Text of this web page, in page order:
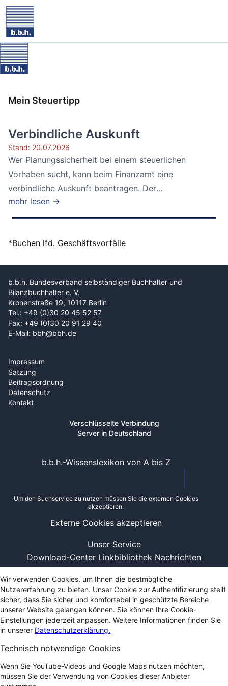
Mein Steuertipp
Verbindliche Auskunft
Stand: 20.07.2026
Wer Planungssicherheit bei einem steuerlichen
Vorhaben sucht, kann beim Finanzamt eine
verbindliche Auskunft beantragen. Der
Bundesfinanzhof...
mehr lesen →
*Buchen lfd. Geschäftsvorfälle
b.b.h. Bundesverband selbständiger Buchhalter und
Bilanzbuchhalter e. V.
Kronenstraße 19, 10117 Berlin
Tel.: +49 (0)30 20 45 52 57
Fax: +49 (0)30 20 91 29 40
E-Mail: bbh@bbh.de
Impressum
Satzung
Beitragsordnung
Datenschutz
Kontakt
Verschlüsselte Verbindung
Server in Deutschland
Unser Service
Download-Center Linkbibliothek Nachrichten
b.b.h.-Wissenslexikon von A bis Z
Um den Suchservice zu nutzen müssen Sie die externen Cookies
akzeptieren.
Externe Cookies akzeptieren
Wir verwenden Cookies, um Ihnen die bestmögliche
Nutzererfahrung zu bieten. Unser Cookie zur Authentifizierung stellt
sicher, dass Sie sicher und komfortabel in geschützte Bereiche
unserer Website gelangen können. Sie können Ihre Cookie-
Einstellungen jederzeit anpassen. Weitere Informationen finden Sie
in unserer Datenschutzerklärung.
Technisch notwendige Cookies
Wenn Sie YouTube-Videos und Google Maps nutzen möchten,
müssen Sie der Verwendung von Cookies dieser Anbieter